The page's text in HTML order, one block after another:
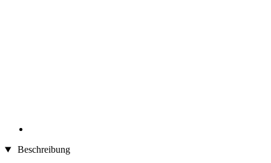
Beschreibung